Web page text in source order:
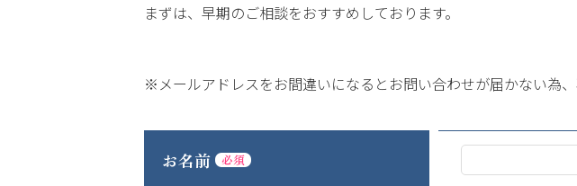
まずは、早期のご相談をおすすめしております。
※メールアドレスをお間違いになるとお問い合わせが届かない為、
お名前 必須